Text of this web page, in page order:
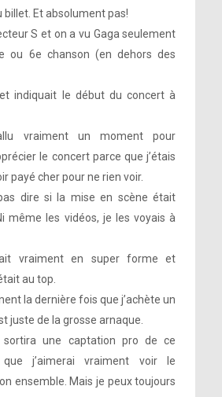
billet. Et absolument pas!
S et on a vu Gaga seulement
ou 6e chanson (en dehors des
indiquait le début du concert à
vraiment un moment pour
le concert parce que j’étais
payé cher pour ne rien voir.
dire si la mise en scène était
même les vidéos, je les voyais à
vraiment en super forme et
au top.
la dernière fois que j’achète un
juste de la grosse arnaque.
sortira une captation pro de ce
j’aimerai vraiment voir le
ensemble. Mais je peux toujours